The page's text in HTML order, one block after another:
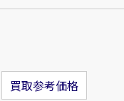
買取参考価格